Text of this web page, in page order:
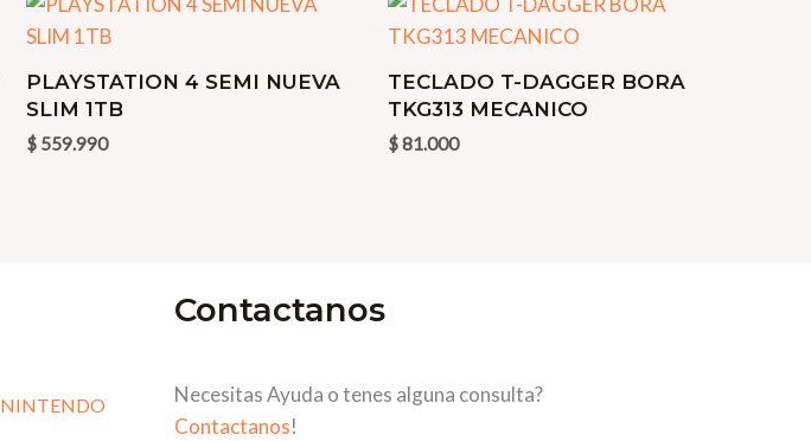
4en1
SP
cantidad
PLAYSTATION 4 SEMI NUEVA
SLIM 1TB
$ 559.990
TECLADO T-DAGGER BORA
TKG313 MECANICO
$81.000
NINTENDO
Contactanos
Necesitas Ayuda o tenes alguna consulta?
Contactanos!